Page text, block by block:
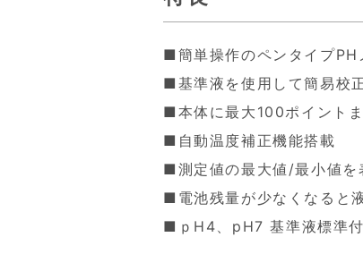
■簡単操作のペンタイプPH
■基準液を使用して簡易校
■本体に最大100ポイント
■自動温度補正機能搭載
■測定値の最大値/最小値
■電池残量が少なくなると
■ｐH4、pH7 基準液標準